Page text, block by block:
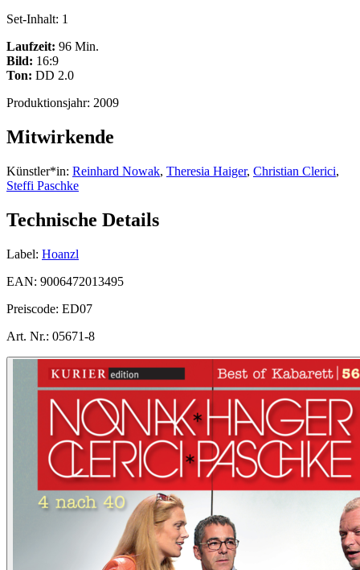
Set-Inhalt: 1
Laufzeit: 96 Min.
Bild: 16:9
Ton: DD 2.0
Produktionsjahr: 2009
Mitwirkende
Künstler*in: Reinhard Nowak, Theresia Haiger, Christian Clerici,
Steffi Paschke
Technische Details
Label: Hoanzl
EAN: 9006472013495
Preiscode: ED07
Art. Nr.: 05671-8